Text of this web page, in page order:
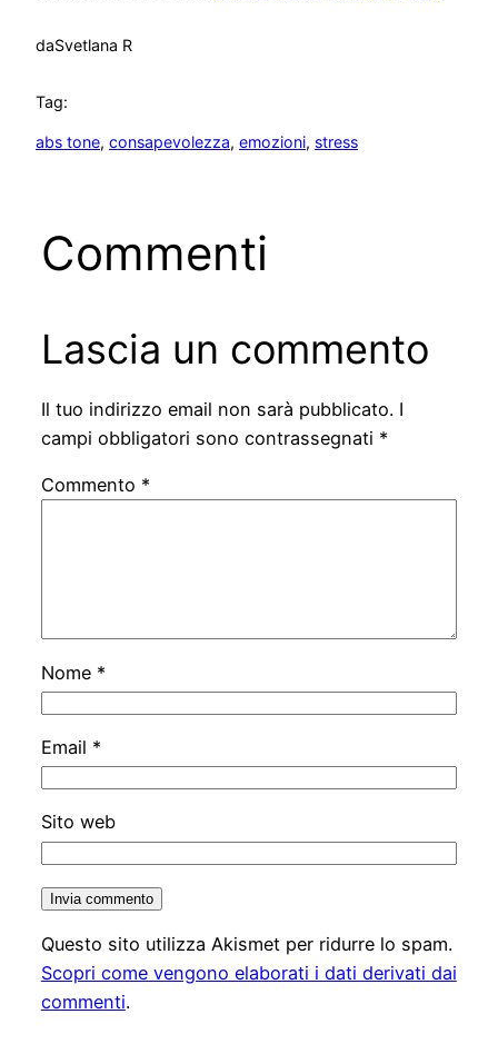
daSvetlana R
Tag:
abs tone, consapevolezza, emozioni, stress
Commenti
Lascia un commento
Il tuo indirizzo email non sarà pubblicato. I
campi obbligatori sono contrassegnati *
Commento *
Nome *
Email *
Sito web
Questo sito utilizza Akismet per ridurre lo spam.
Scopri come vengono elaborati i dati derivati dai
commenti.